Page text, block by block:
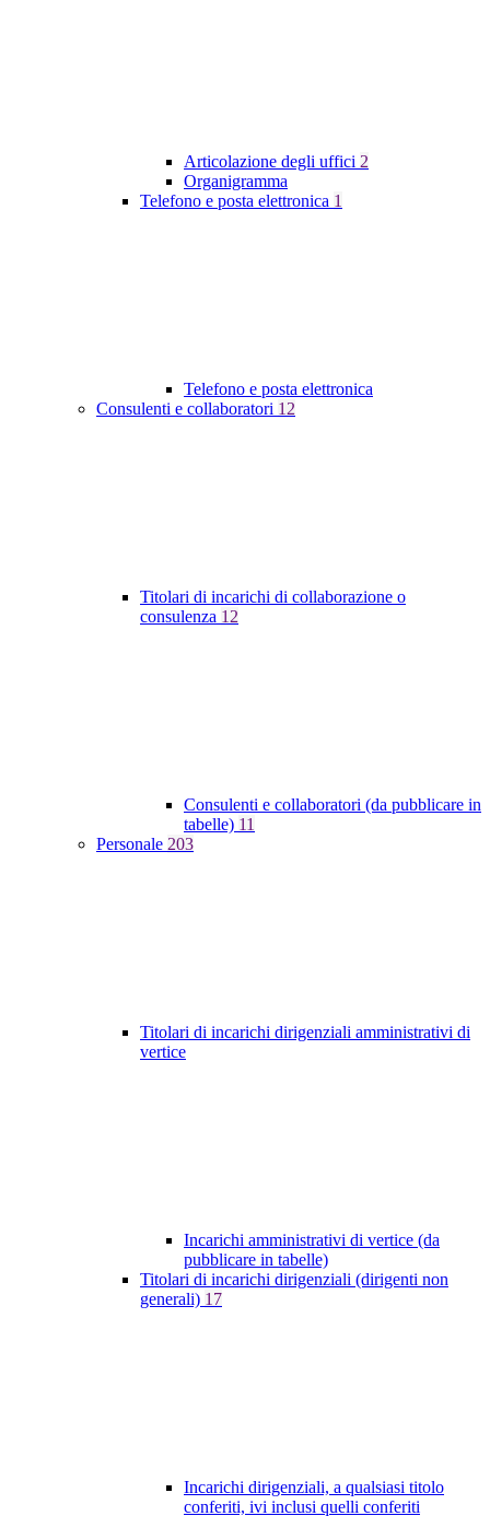
Articolazione degli uffici 2
Organigramma
Telefono e posta elettronica 1
Telefono e posta elettronica
Consulenti e collaboratori 12
Titolari di incarichi di collaborazione o
consulenza 12
Consulenti e collaboratori (da pubblicare in
tabelle) 11
Personale 203
Titolari di incarichi dirigenziali amministrativi di
vertice
Incarichi amministrativi di vertice (da
pubblicare in tabelle)
Titolari di incarichi dirigenziali (dirigenti non
generali) 17
Incarichi dirigenziali, a qualsiasi titolo
conferiti, ivi inclusi quelli conferiti